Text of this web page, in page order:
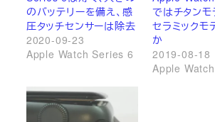
のバッテリーを備え、感
圧タッチセンサーは除去
2020-09-23
Apple Watch Series 6
ではチタンモ
セラミックモ
か
2019-08-18
Apple